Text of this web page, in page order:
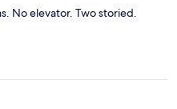
No elevator. Two storied.